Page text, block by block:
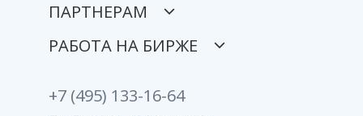
ПАРТНЕРАМ
РАБОТА НА БИРЖЕ
+7 (495) 133-16-64